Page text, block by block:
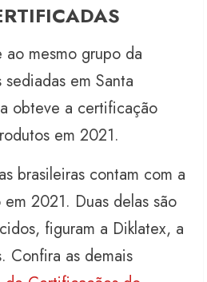
mesmo grupo da
em Santa
obteve a certificação
em 2021.
brasileiras contam com a
2021. Duas delas são
figuram a Diklatex, a
Confira as demais